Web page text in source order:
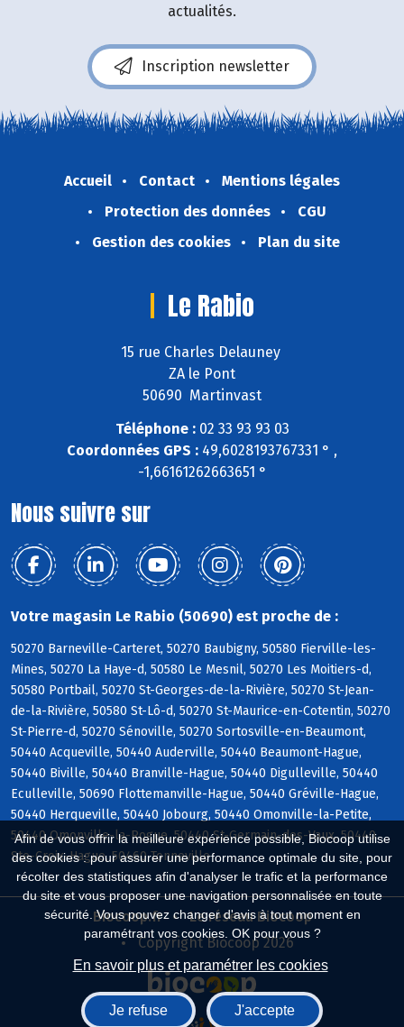
Afin de vous offrir la meilleure expérience possible, Biocoop utilise
des cookies : pour assurer une performance optimale du site, pour
récolter des statistiques afin d'analyser le trafic et la performance
du site et vous proposer une navigation personnalisée en toute
sécurité. Vous pouvez changer d'avis à tout moment en
paramétrant vos cookies. OK pour vous ?
En savoir plus et paramétrer les cookies
Je refuse J'accepte
actualités.
Inscription newsletter
Accueil Contact
Mentions légales
Protection des données
CGU
Gestion des cookies
Plan du site
Le Rabio
15 rue Charles Delauney
ZA le Pont
50690 Martinvast
Téléphone :02 33 93 93 03
Coordonnées GPS : 49,6028193767331 ° ,
-1,66161262663651 °
Nous suivre sur
Votre magasin Le Rabio (50690) est proche de :
50270 Barneville-Carteret, 50270 Baubigny, 50580 Fierville-les-
Mines, 50270 La Haye-d, 50580 Le Mesnil, 50270 Les Moitiers-d,
50580 Portbail, 50270 St-Georges-de-la-Rivière, 50270 St-Jean-
de-la-Rivière, 50580 St-Lô-d, 50270 St-Maurice-en-Cotentin, 50270
St-Pierre-d, 50270 Sénoville, 50270 Sortosville-en-Beaumont,
50440 Acqueville, 50440 Auderville, 50440 Beaumont-Hague,
50440 Biville, 50440 Branville-Hague, 50440 Digulleville, 50440
Eculleville, 50690 Flottemanville-Hague, 50440 Gréville-Hague,
50440 Herqueville, 50440 Jobourg, 50440 Omonville-la-Petite,
50440 Omonville-la-Rogue, 50440 St-Germain-des-Vaux, 50440
Ste-Croix-Hague, 50460 Tonneville
Biocoop.fr
Le réseau Biocoop
Copyright Biocoop 2026